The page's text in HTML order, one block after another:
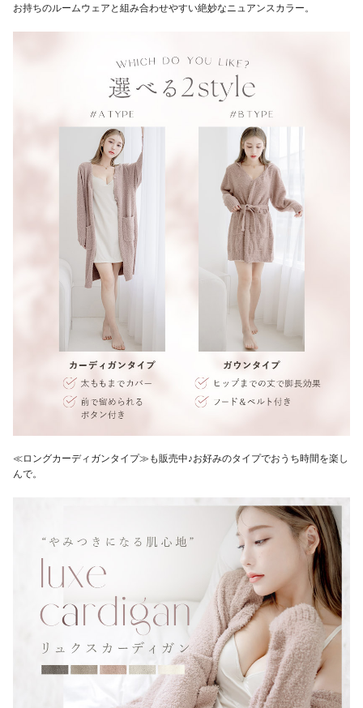
お持ちのルームウェアと組み合わせやすい絶妙なニュアンスカラー。
≪ロングカーディガンタイプ≫ も販売中♪お好みのタイプでおうち時間を楽し
んで。